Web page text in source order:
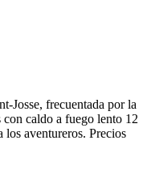
Josse, frecuentada por la
caldo a fuego lento 12
los aventureros. Precios